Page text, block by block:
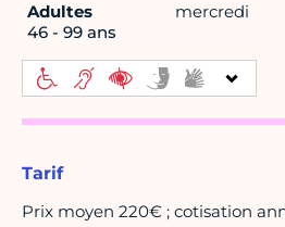
Adultes
46 - 99 ans
mercredi
Tarif
Prix moyen 220€ ; cotisation